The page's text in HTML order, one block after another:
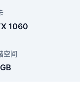
只是为了H内容而游玩
情况，
着剧情和世界观来玩
1060
空间